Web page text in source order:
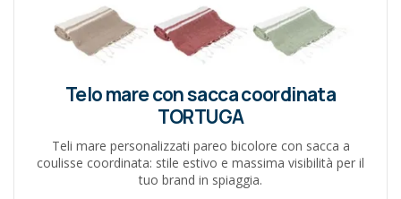
Telo mare con sacca coordinata
TORTUGA
Teli mare personalizzati pareo bicolore con sacca a
coulisse coordinata: stile estivo e massima visibilità per il
tuo brand in spiaggia.